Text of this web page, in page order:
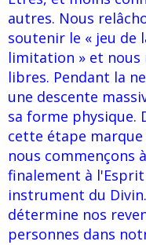
autres. Nous
soutenir le « jeu de
limitation » et nous
libres. Pendant la
une descente
sa forme physique.
cette étape
nous commençons
finalement à
instrument du
détermine nos
personnes dans